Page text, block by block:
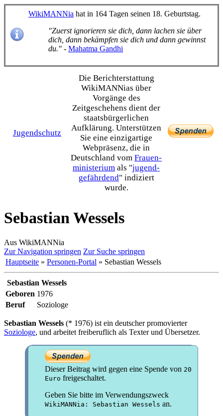
WikiMANNia hat in 164 Tagen seinen 18. Geburtstag.
"Zuerst ignorieren sie dich, dann lachen sie über
dich, dann bekämpfen sie dich und dann gewinnst
du." - Mahatma Gandhi
Jugendschutz
Die Bericht­erstattung
WikiMANNias über
Vorgänge des
Zeitgeschehens dient der
staats­bürgerlichen
Aufklärung. Unterstützen
Sie eine einzig­artige
Webpräsenz, die in
Deutschland vom Frauen­
ministerium als "jugend­
gefährdend" indiziert
wurde.
Sebastian Wessels
Aus WikiMANNia
Zur Navigation springen Zur Suche springen
Hauptseite » Personen-Portal » Sebastian Wessels
Sebastian Wessels
Geboren 1976
Beruf
Soziologe
Sebastian Wessels (* 1976) ist ein deutscher promovierter
Soziologe, und arbeitet freiberuflich als Texter und Übersetzer.
Dieser Beitrag wird gegen eine Spende von 20
Euro freigeschaltet.
Geben Sie bitte im Verwendungszweck
WikiMANNia: Sebastian Wessels an.